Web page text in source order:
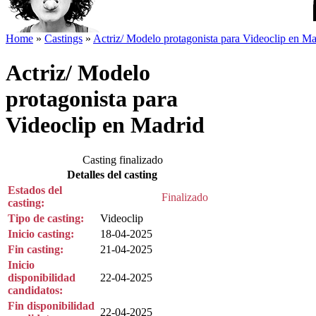
Home » Castings » Actriz/ Modelo protagonista para Videoclip en
Actriz/ Modelo
protagonista para
Videoclip en Madrid
Casting finalizado
Detalles del casting
Estados del
casting:
Finalizado
Tipo de casting:
Videoclip
Inicio casting:
18-04-2025
Fin casting:
21-04-2025
Inicio
disponibilidad
candidatos:
22-04-2025
Fin disponibilidad
22-04-2025